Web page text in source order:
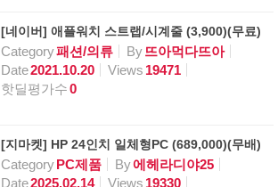
[네이버] 애플워치 스트랩/시계줄 (3,900)(무료)
Category패션/의류 By뜨아먹다뜨아
Date2021.10.20 Views 19471
핫딜평가수0
[지마켓] HP 24인치 일체형PC (689,000)(무배)
CategoryPC제품 By에헤라디야25
Date2025.02.14 Views 19330